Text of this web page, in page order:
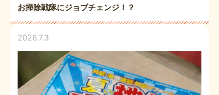
お掃除戦隊にジョブチェンジ！？
2026.7.3